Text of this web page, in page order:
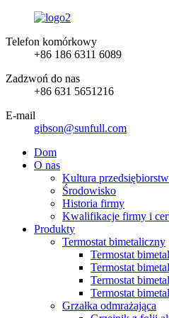
Telefon komórkowy
+86 186 6311 6089
Zadzwoń do nas
+86 631 5651216
E-mail
gibson@sunfull.com
Dom
O nas
Kultura
Środowisko
Historia firmy
Kwalifikacje firmy i
Produkty
Termostat bimetaliczny
Termostat
Termostat
Termostat
Termostat
Grzałka odmrażająca